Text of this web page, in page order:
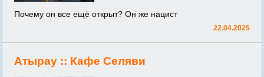
Почему он все ещё открыт? Он же нацист
22.04.2025
Атырау :: Кафе Селяви